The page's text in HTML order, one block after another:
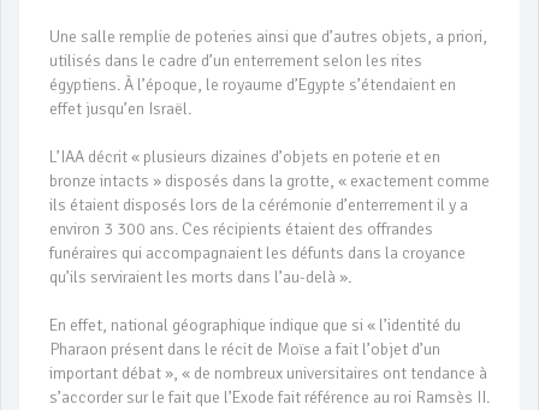
Une salle remplie de poteries ainsi que d’autres objets, a priori,
utilisés dans le cadre d’un enterrement selon les rites
égyptiens. À l’époque, le royaume d’Egypte s’étendaient en
effet jusqu’en Israël.
L’IAA décrit « plusieurs dizaines d’objets en poterie et en
bronze intacts » disposés dans la grotte, « exactement comme
ils étaient disposés lors de la cérémonie d’enterrement il y a
environ 3 300 ans. Ces récipients étaient des offrandes
funéraires qui accompagnaient les défunts dans la croyance
qu’ils serviraient les morts dans l’au-delà ».
En effet, national géographique indique que si « l’identité du
Pharaon présent dans le récit de Moïse a fait l’objet d’un
important débat », « de nombreux universitaires ont tendance à
s’accorder sur le fait que l’Exode fait référence au roi Ramsès II.